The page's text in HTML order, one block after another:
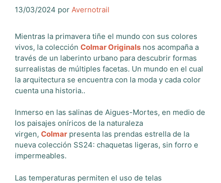
13/03/2024 por Avernotrail
Mientras la primavera tiñe el mundo con sus colores
vivos, la colección Colmar Originals nos acompaña a
través de un laberinto urbano para descubrir formas
surrealistas de múltiples facetas. Un mundo en el cual
la arquitectura se encuentra con la moda y cada color
cuenta una historia..
Inmerso en las salinas de Aigues-Mortes, en medio de
los paisajes oníricos de la naturaleza
virgen, Colmar presenta las prendas estrella de la
nueva colección SS24: chaquetas ligeras, sin forro e
impermeables.
Las temperaturas permiten el uso de telas